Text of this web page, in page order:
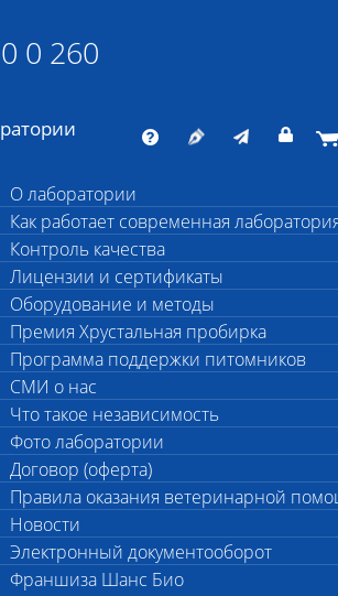
ШАНС БИО
ветеринарная лаборатория
0 260
с сайта
0 260
О лаборатории
Как работает современная
Контроль качества
Лицензии и сертификаты
Оборудование и методы
Премия Хрустальная пробирка
Программа поддержки питомников
СМИ о нас
Что такое независимость
Фото лаборатории
Договор (оферта)
Правила оказания ветеринарной
Новости
Электронный документооборот
Франшиза Шанс Био
окраса кошек (1 окрас)